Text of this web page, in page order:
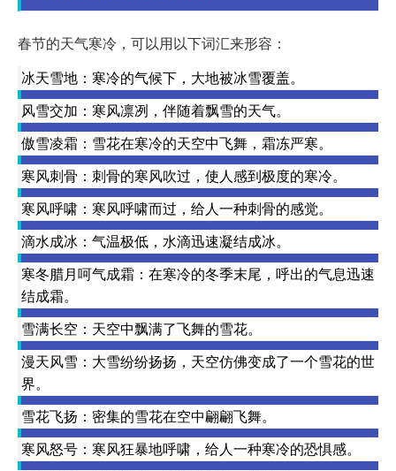
春节的天气寒冷，可以用以下词汇来形容：
冰天雪地：寒冷的气候下，大地被冰雪覆盖。
风雪交加：寒风凛冽，伴随着飘雪的天气。
傲雪凌霜：雪花在寒冷的天空中飞舞，霜冻严寒。
寒风刺骨：刺骨的寒风吹过，使人感到极度的寒冷。
寒风呼啸：寒风呼啸而过，给人一种刺骨的感觉。
滴水成冰：气温极低，水滴迅速凝结成冰。
寒冬腊月呵气成霜：在寒冷的冬季末尾，呼出的气息迅速
结成霜。
雪满长空：天空中飘满了飞舞的雪花。
漫天风雪：大雪纷纷扬扬，天空仿佛变成了一个雪花的世
界。
雪花飞扬：密集的雪花在空中翩翩飞舞。
寒风怒号：寒风狂暴地呼啸，给人一种寒冷的恐惧感。